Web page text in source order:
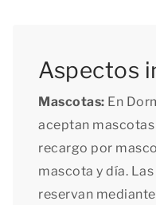
Aspectos
Mascotas: En
aceptan
recargo por
mascota y día.
reservan